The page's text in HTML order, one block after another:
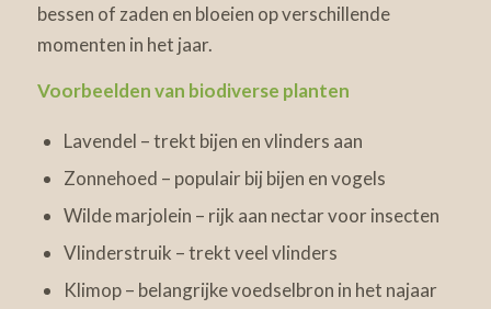
bessen of zaden en bloeien op verschillende
momenten in het jaar.
Voorbeelden van biodiverse planten
Lavendel – trekt bijen en vlinders aan
Zonnehoed – populair bij bijen en vogels
Wilde marjolein – rijk aan nectar voor insecten
Vlinderstruik – trekt veel vlinders
Klimop – belangrijke voedselbron in het najaar